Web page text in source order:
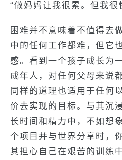
“做妈妈让我很累。但我
困难并不意味着不值得去
中的任何工作都难，但它
感。看到一个孩子成长为
成年人，对任何父母来说
同样的道理也适用于任何
价去实现的目标。与其沉
长时间和精力中，不如想
个项目并与世界分享时，
其担心自己在艰苦的训练